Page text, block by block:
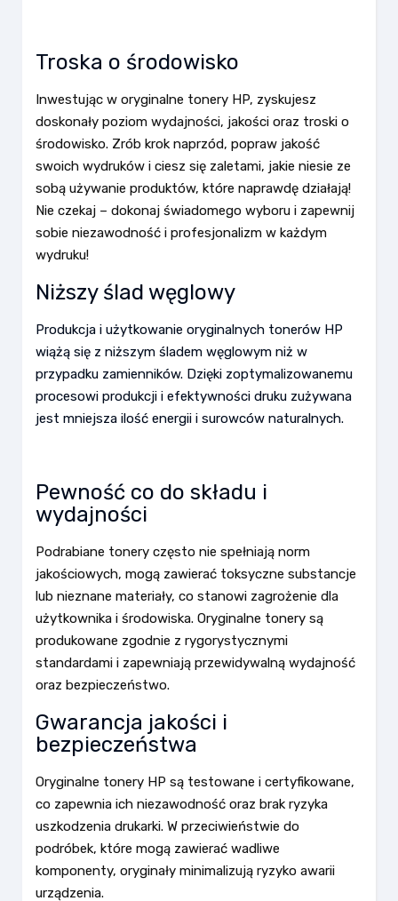
Troska o środowisko
Inwestując w oryginalne tonery HP, zyskujesz
doskonały poziom wydajności, jakości oraz troski o
środowisko. Zrób krok naprzód, popraw jakość
swoich wydruków i ciesz się zaletami, jakie niesie ze
sobą używanie produktów, które naprawdę działają!
Nie czekaj – dokonaj świadomego wyboru i zapewnij
sobie niezawodność i profesjonalizm w każdym
wydruku!
Niższy ślad węglowy
Produkcja i użytkowanie oryginalnych tonerów HP
wiążą się z niższym śladem węglowym niż w
przypadku zamienników. Dzięki zoptymalizowanemu
procesowi produkcji i efektywności druku zużywana
jest mniejsza ilość energii i surowców naturalnych.
Pewność co do składu i
wydajności
Podrabiane tonery często nie spełniają norm
jakościowych, mogą zawierać toksyczne substancje
lub nieznane materiały, co stanowi zagrożenie dla
użytkownika i środowiska. Oryginalne tonery są
produkowane zgodnie z rygorystycznymi
standardami i zapewniają przewidywalną wydajność
oraz bezpieczeństwo.
Gwarancja jakości i
bezpieczeństwa
Oryginalne tonery HP są testowane i certyfikowane,
co zapewnia ich niezawodność oraz brak ryzyka
uszkodzenia drukarki. W przeciwieństwie do
podróbek, które mogą zawierać wadliwe
komponenty, oryginały minimalizują ryzyko awarii
urządzenia.